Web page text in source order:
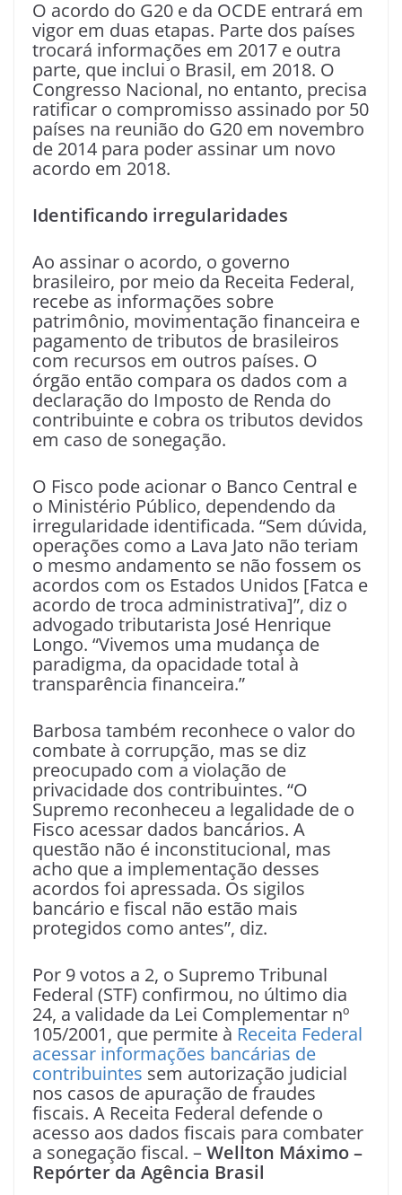
O acordo do G20 e da OCDE entrará em
vigor em duas etapas. Parte dos países
trocará informações em 2017 e outra
parte, que inclui o Brasil, em 2018. O
Congresso Nacional, no entanto, precisa
ratificar o compromisso assinado por 50
países na reunião do G20 em novembro
de 2014 para poder assinar um novo
acordo em 2018.
Identificando irregularidades
Ao assinar o acordo, o governo
brasileiro, por meio da Receita Federal,
recebe as informações sobre
patrimônio, movimentação financeira e
pagamento de tributos de brasileiros
com recursos em outros países. O
órgão então compara os dados com a
declaração do Imposto de Renda do
contribuinte e cobra os tributos devidos
em caso de sonegação.
O Fisco pode acionar o Banco Central e
o Ministério Público, dependendo da
irregularidade identificada. “Sem dúvida,
operações como a Lava Jato não teriam
o mesmo andamento se não fossem os
acordos com os Estados Unidos [Fatca e
acordo de troca administrativa]”, diz o
advogado tributarista José Henrique
Longo. “Vivemos uma mudança de
paradigma, da opacidade total à
transparência financeira.”
Barbosa também reconhece o valor do
combate à corrupção, mas se diz
preocupado com a violação de
privacidade dos contribuintes. “O
Supremo reconheceu a legalidade de o
Fisco acessar dados bancários. A
questão não é inconstitucional, mas
acho que a implementação desses
acordos foi apressada. Os sigilos
bancário e fiscal não estão mais
protegidos como antes”, diz.
Por 9 votos a 2, o Supremo Tribunal
Federal (STF) confirmou, no último dia
24, a validade da Lei Complementar nº
105/2001, que permite à Receita Federal
acessar informações bancárias de
contribuintes sem autorização judicial
nos casos de apuração de fraudes
fiscais. A Receita Federal defende o
acesso aos dados fiscais para combater
a sonegação fiscal. –Wellton Máximo –
Repórter da Agência Brasil